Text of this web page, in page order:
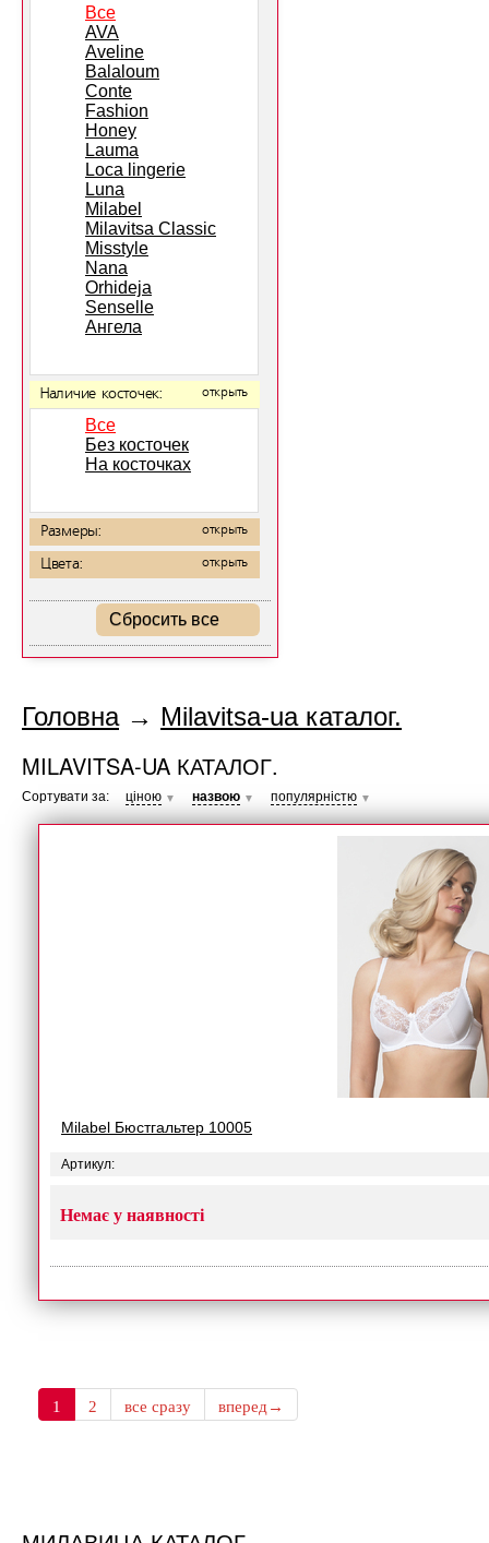
Все
AVA
Aveline
Balaloum
Conte
Fashion
Honey
Lauma
Loca lingerie
Luna
Milabel
Milavitsa Classic
Misstyle
Nana
Orhideja
Senselle
Ангела
Наличие косточек: открыть
Все
Без косточек
На косточках
Размеры: открыть
Цвета: открыть
Сбросить все
Головна→ Milavitsa-ua каталог.
MILAVITSA-UA КАТАЛОГ.
Сортувати за: ціною ▼ назвою ▼ популярністю ▼
Milabel Бюстгальтер 10005
Артикул:
Немає у наявності
1 2 все сразу вперед→